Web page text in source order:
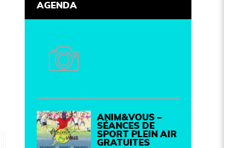
AGENDA
ANIM&VOUS –
SÉANCES DE
SPORT PLEIN AIR
GRATUITES